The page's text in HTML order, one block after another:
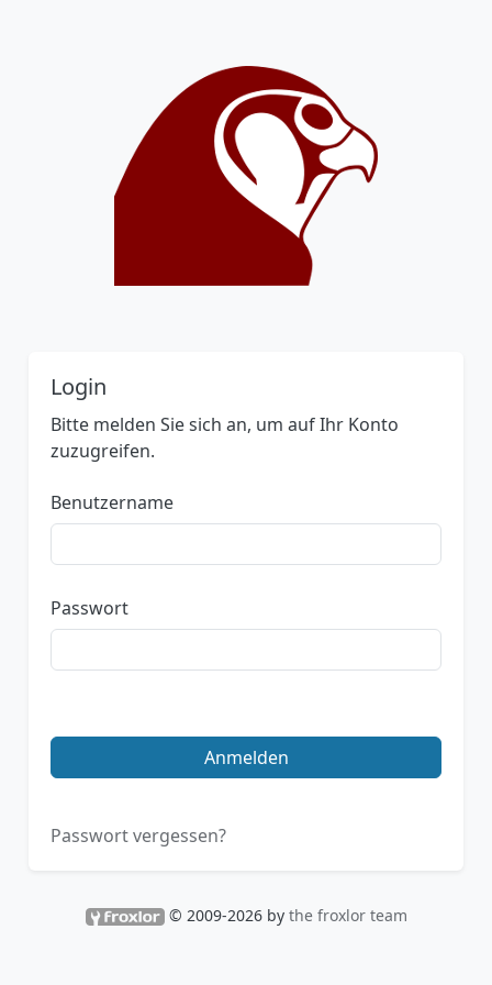
Login
Bitte melden Sie sich an, um auf Ihr Konto
zuzugreifen.
Benutzername
Passwort
Anmelden
Passwort vergessen?
© 2009-2026 by the froxlor team